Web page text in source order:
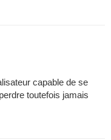
capable de se
toutefois jamais